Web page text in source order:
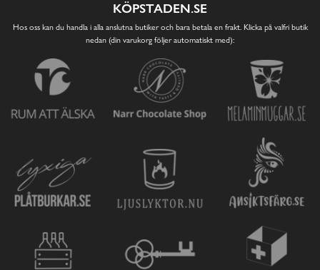
KÖPSTADEN.SE
Hos oss kan du handla i alla anslutna butiker och bara betala en frakt. Klicka på valfri butik
nedan (din varukorg följer automatiskt med):